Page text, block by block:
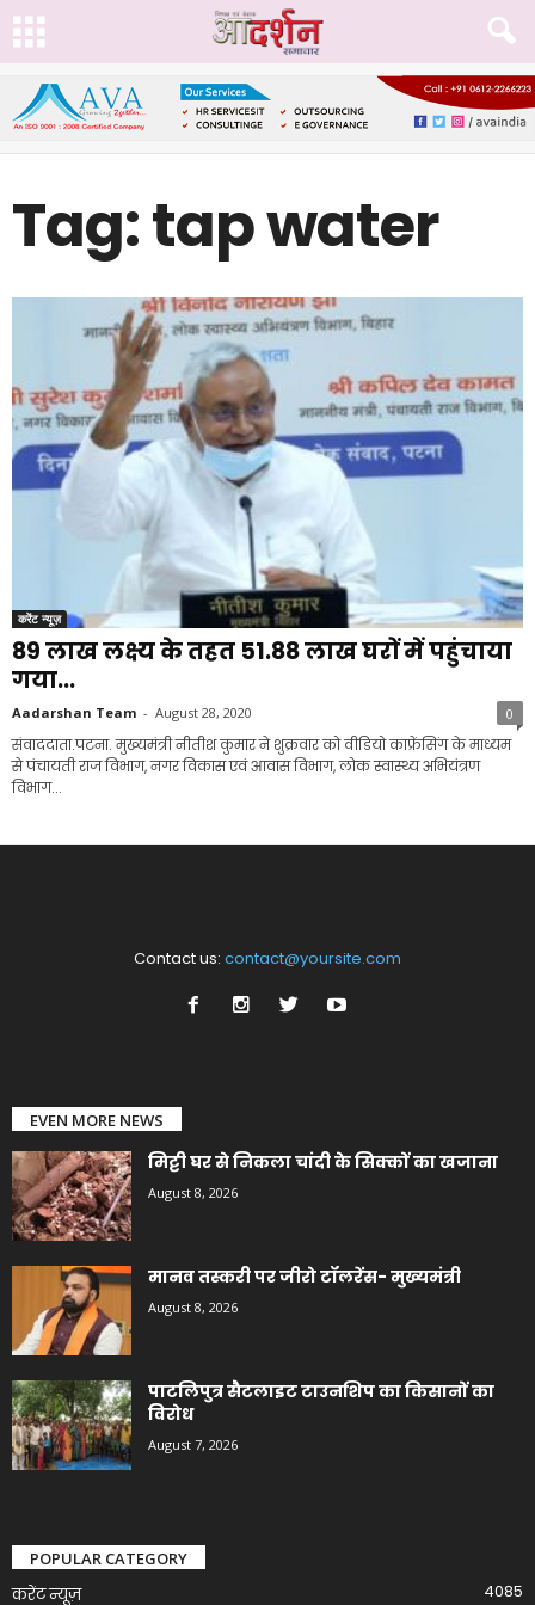
Tag: tap water
करेंट न्यूज़
89 लाख लक्ष्य के तहत 51.88 लाख घरों में पहुंचाया
गया...
Aadarshan Team - August 28, 2020 0
संवाददाता.पटना. मुख्यमंत्री नीतीश कुमार ने शुक्रवार को वीडियो काफ्रेंसिंग के माध्यम
से पंचायती राज विभाग, नगर विकास एवं आवास विभाग, लोक स्वास्थ्य अभियंत्रण
विभाग...
Contact us: contact@yoursite.com
EVEN MORE NEWS
मिट्टी घर से निकला चांदी के सिक्कों का खजाना
August 8, 2026
मानव तस्करी पर जीरो टॉलरेंस- मुख्यमंत्री
August 8, 2026
पाटलिपुत्र सैटलाइट टाउनशिप का किसानों का
विरोध
August 7, 2026
POPULAR CATEGORY
करेंट न्यूज़ 4085